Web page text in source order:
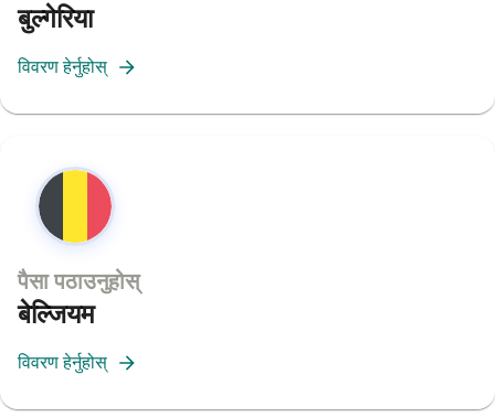
बुल्गेरिया
विवरण हेर्नुहोस्
पैसा पठाउनुहोस्
बेल्जियम
विवरण हेर्नुहोस्